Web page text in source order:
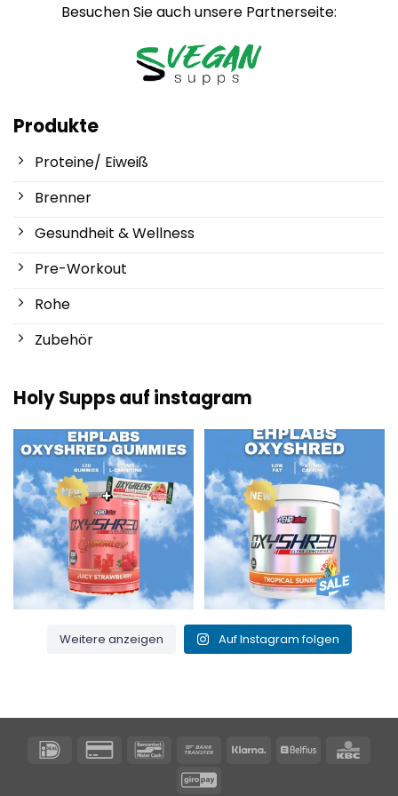
Besuchen Sie auch unsere Partnerseite:
Produkte
Proteine/ Eiweiß
Brenner
Gesundheit & Wellness
Pre-Workout
Rohe
Zubehör
Holy Supps auf instagram
Neu bei Holy Supps 🍬⚡
Die OxyShred Gummies von...
3 0
Mit wenig Fett und 150 mg Koffein
pro Portion! ⚡...
0 2
Weitere anzeigen Auf Instagram folgen
IDeal
KreditkarteBancontactBanküberweisung
Klarna Belfius
GiroPay